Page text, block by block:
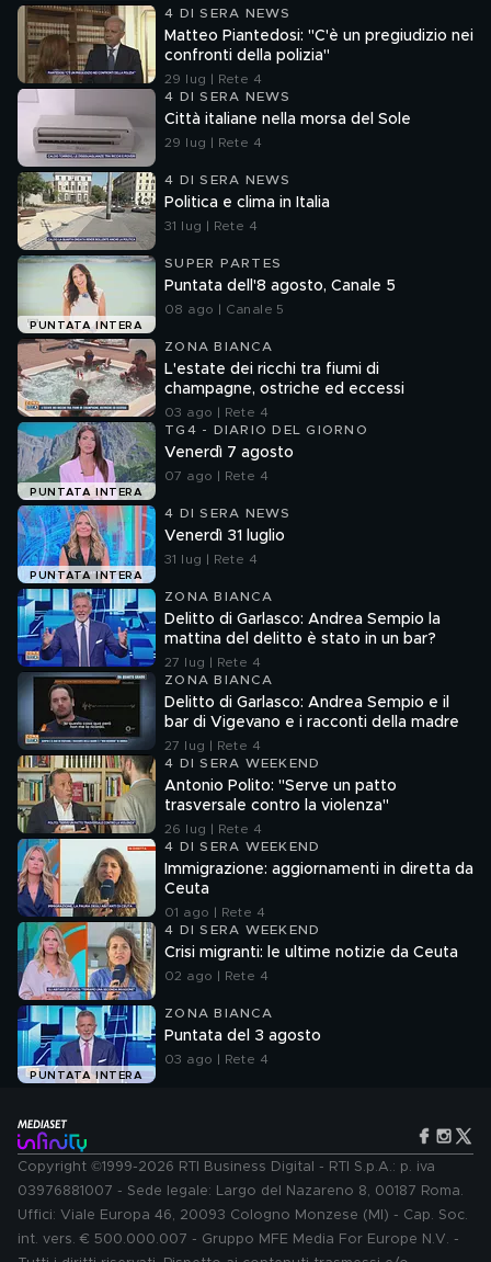
4 DI SERA NEWS
Matteo Piantedosi: "C'è un pregiudizio nei
confronti della polizia"
29 lug | Rete 4
4 DI SERA NEWS
Città italiane nella morsa del Sole
29 lug | Rete 4
4 DI SERA NEWS
Politica e clima in Italia
31 lug | Rete 4
PUNTATA INTERA
SUPER PARTES
Puntata dell'8 agosto, Canale 5
08 ago | Canale 5
ZONA BIANCA
L'estate dei ricchi tra fiumi di
champagne, ostriche ed eccessi
03 ago | Rete 4
PUNTATA INTERA
TG4 - DIARIO DEL GIORNO
Venerdì 7 agosto
07 ago | Rete 4
PUNTATA INTERA
4 DI SERA NEWS
Venerdì 31 luglio
31 lug | Rete 4
ZONA BIANCA
Delitto di Garlasco: Andrea Sempio la
mattina del delitto è stato in un bar?
27 lug | Rete 4
ZONA BIANCA
Delitto di Garlasco: Andrea Sempio e il
bar di Vigevano e i racconti della madre
27 lug | Rete 4
4 DI SERA WEEKEND
Antonio Polito: "Serve un patto
trasversale contro la violenza"
26 lug | Rete 4
4 DI SERA WEEKEND
Immigrazione: aggiornamenti in diretta da
Ceuta
01 ago | Rete 4
4 DI SERA WEEKEND
Crisi migranti: le ultime notizie da Ceuta
02 ago | Rete 4
PUNTATA INTERA
ZONA BIANCA
Puntata del 3 agosto
03 ago | Rete 4
Copyright ©1999-2026 RTI Business Digital - RTI S.p.A.: p. iva
03976881007 - Sede legale: Largo del Nazareno 8, 00187 Roma.
Uffici: Viale Europa 46, 20093 Cologno Monzese (MI) - Cap. Soc.
int. vers. € 500.000.007 - Gruppo MFE Media For Europe N.V. -